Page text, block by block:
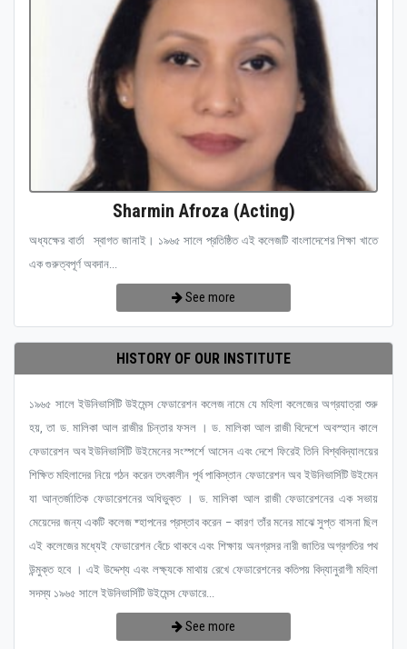
Sharmin Afroza (Acting)
অধ্যক্ষের বার্তা স্বাগত জানাই। ১৯৬৫ সালে প্রতিষ্ঠিত এই কলেজটি বাংলাদেশের শিক্ষা খাতে
এক গুরুত্বপূর্ণ অবদান...
See more
HISTORY OF OUR INSTITUTE
১৯৬৫ সালে ইউনিভার্সিটি উইমেন্স ফেডারেশন কলেজ নামে যে মহিলা কলেজের অগ্রযাত্রা শুরু
হয়, তা ড. মালিকা আল রাজীর চিন্তার ফসল । ড. মালিকা আল রাজী বিদেশে অবস্হান কালে
ফেডারেশন অব ইউনিভার্সিটি উইমেনের সংস্পর্শে আসেন এবং দেশে ফিরেই তিনি বিশ্ববিদ্যালয়ের
শিক্ষিত মহিলাদের নিয়ে গঠন করেন তৎকালীন পূর্ব পাকিস্তান ফেডারেশন অব ইউনিভার্সিটি উইমেন
যা আন্তর্জাতিক ফেডারেশনের অধিভুক্ত । ড. মালিকা আল রাজী ফেডারেশনের এক সভায়
মেয়েদের জন্য একটি কলেজ ষ্হাপনের প্রস্তাব করেন – কারণ তাঁর মনের মাঝে সুপ্ত বাসনা ছিল
এই কলেজের মধ্যেই ফেডারেশন বেঁচে থাকবে এবং শিক্ষায় অনগ্রসর নারী জাতির অগ্রগতির পথ
উন্মুক্ত হবে । এই উদ্দেশ্য এবং লক্ষ্যকে মাথায় রেখে ফেডারেশনের কতিপয় বিদ্যানুরাগী মহিলা
সদস্য ১৯৬৫ সালে ইউনিভার্সিটি উইমেন্স ফেডারে...
See more